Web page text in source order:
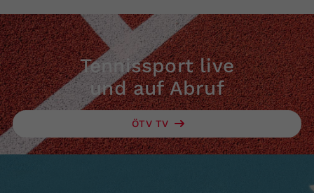
Tennissport live
und auf Abruf
ÖTV TV